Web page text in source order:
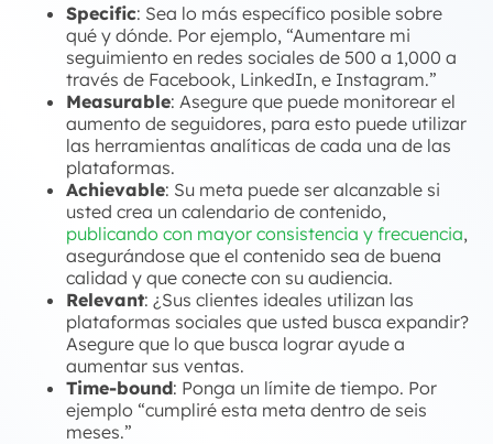
Specific: Sea lo más específico posible sobre
qué y dónde. Por ejemplo, “Aumentare mi
seguimiento en redes sociales de 500 a 1,000 a
través de Facebook, LinkedIn, e Instagram.”
Measurable: Asegure que puede monitorear el
aumento de seguidores, para esto puede utilizar
las herramientas analíticas de cada una de las
plataformas.
Achievable: Su meta puede ser alcanzable si
usted crea un calendario de contenido,
publicando con mayor consistencia y frecuencia,
asegurándose que el contenido sea de buena
calidad y que conecte con su audiencia.
Relevant: ¿Sus clientes ideales utilizan las
plataformas sociales que usted busca expandir?
Asegure que lo que busca lograr ayude a
aumentar sus ventas.
Time-bound: Ponga un límite de tiempo. Por
ejemplo “cumpliré esta meta dentro de seis
meses.”